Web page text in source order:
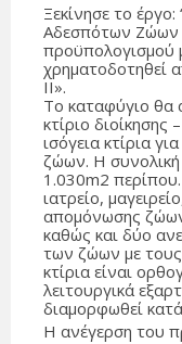
Ξεκίνησε το
Αδεσπότων Ζώων
προϋπολογισμού
ΙΙ».
Το καταφύγιο θα
κτίριο διοίκησης
ισόγεια κτίρια
ζώων. Η συνολική
1.030m2 περίπου.
ιατρείο,
απομόνωσης
καθώς και δύο
των ζώων με
κτίρια είναι
λειτουργικά
διαμορφωθεί
Η ανέγερση του